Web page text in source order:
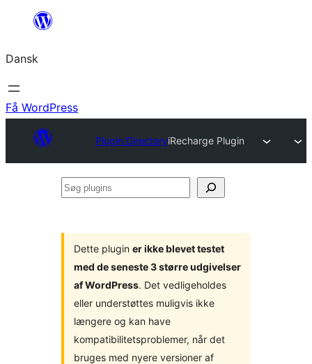
Spring
indhold
Dansk
Få WordPress
Plugin DirectoryiRecharge Plugin
Søg
Dette plugin er ikke blevet testet
med de seneste 3 større udgivelser
af WordPress. Det vedligeholdes
eller understøttes muligvis ikke
længere og kan have
kompatibilitetsproblemer, når det
bruges med nyere versioner af